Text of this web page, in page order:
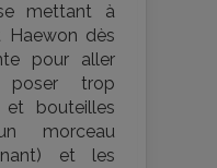
mettant à
Haewon dès
pour aller
trop
et bouteilles
morceau
et les